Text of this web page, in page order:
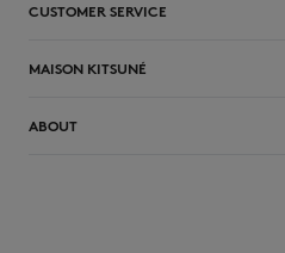
CUSTOMER SERVICE
MAISON KITSUNÉ
ABOUT